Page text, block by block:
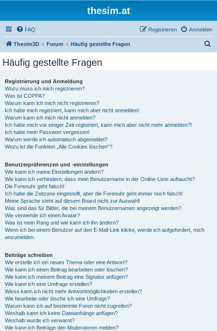
thesim.at
FAQ Anmelden
Registrieren
Thesim3D Forum Häufig gestellte Fragen
Häufig gestellte Fragen
Registrierung und Anmeldung
Wozu muss ich mich registrieren?
Was ist COPPA?
Warum kann ich mich nicht registrieren?
Ich habe mich registriert, kann mich aber nicht anmelden!
Warum kann ich mich nicht anmelden?
Ich habe mich vor einiger Zeit registriert, kann mich aber nicht mehr anmelden?!
Ich habe mein Passwort vergessen!
Warum werde ich automatisch abgemeldet?
Wozu ist die Funktion „Alle Cookies löschen“?
Benutzerpräferenzen und -einstellungen
Wie kann ich meine Einstellungen ändern?
Wie kann ich verhindern, dass mein Benutzername in der Online-Liste auftaucht?
Die Forenuhr geht falsch!
Ich habe die Zeitzone eingestellt, aber die Forenuhr geht immer noch falsch!
Meine Sprache steht auf diesem Board nicht zur Auswahl!
Was sind das für Bilder, die bei meinem Benutzernamen angezeigt werden?
Wie verwende ich einen Avatar?
Was ist mein Rang und wie kann ich ihn ändern?
Wenn ich bei einem Benutzer auf den E-Mail-Link klicke, werde ich aufgefordert, mich
anzumelden.
Beiträge schreiben
Wie erstelle ich ein neues Thema oder eine Antwort?
Wie kann ich einen Beitrag bearbeiten oder löschen?
Wie kann ich meinem Beitrag eine Signatur anfügen?
Wie kann ich eine Umfrage erstellen?
Wieso kann ich nicht mehr Antwortmöglichkeiten erstellen?
Wie bearbeite oder lösche ich eine Umfrage?
Warum kann ich auf bestimmte Foren nicht zugreifen?
Weshalb kann ich keine Dateianhänge anfügen?
Weshalb wurde ich verwarnt?
Wie kann ich Beiträge den Moderatoren melden?